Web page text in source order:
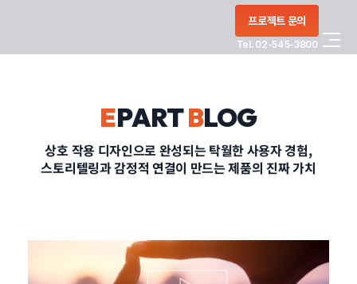
프로젝트 문의
Tel. 02-545-3800
PORTFOLIO
CONTACT
EPARTBLOG
상호 작용 디자인으로 완성되는 탁월한 사용자 경험,
스토리텔링과 감정적 연결이 만드는 제품의 진짜 가치